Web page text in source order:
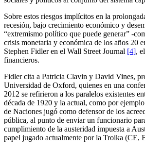
Sobre estos riesgos implícitos en la
recesión, bajo crecimiento económico y
“extremismo político que puede generar” -
crisis monetaria y económica de los años 20
Stephen Fidler en el Wall Street Journal [4],
financieros.
Fidler cita a Patricia Clavin y David Vines,
Universidad de Oxford, quienes en una
2012 se refirieron a los paralelos existentes
década de 1920 y la actual, como por
de Naciones jugó como defensor de los
pública, al punto de enviar un funcionario
cumplimiento de la austeridad impuesta a
papel jugado actualmente por la Troika (CE,